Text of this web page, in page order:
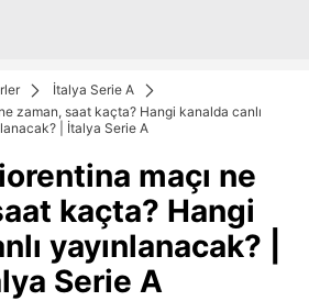
İtalya Serie A
zaman, saat kaçta? Hangi kanalda canlı
| İtalya Serie A
maçı ne
kaçta? Hangi
yayınlanacak? |
Serie A